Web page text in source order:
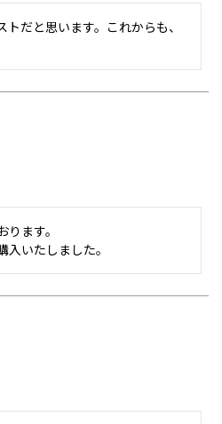
だと思います。これからも、
ます。
いたしました。